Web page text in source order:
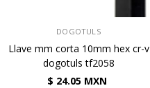
DOGOTULS
Llave mm corta 10mm hex cr-v
dogotuls tf2058
$ 24.05 MXN